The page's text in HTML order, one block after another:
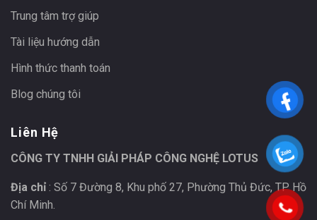
Trung tâm trợ giúp
Tài liệu hướng dẫn
Hình thức thanh toán
Blog chúng tôi
Liên Hệ
CÔNG TY TNHH GIẢI PHÁP CÔNG NGHỆ LOTUS
Địa chỉ : Số 7 Đường 8, Khu phố 27, Phường Thủ Đức, TP Hồ
Chí Minh.